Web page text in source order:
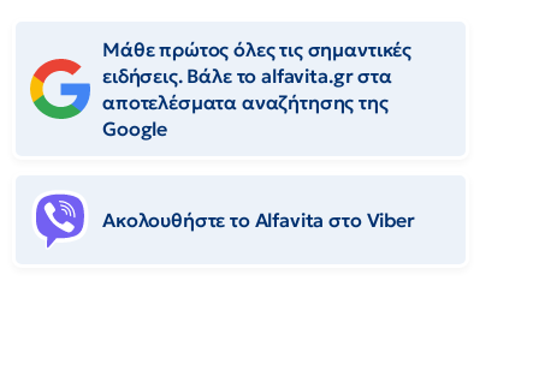
Μάθε πρώτος όλες τις σημαντικές
ειδήσεις. Βάλε το alfavita.gr στα
αποτελέσματα αναζήτησης της
Google
Ακολουθήστε το Αlfavita στο Viber